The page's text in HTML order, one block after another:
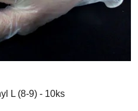
L (8-9) - 10ks